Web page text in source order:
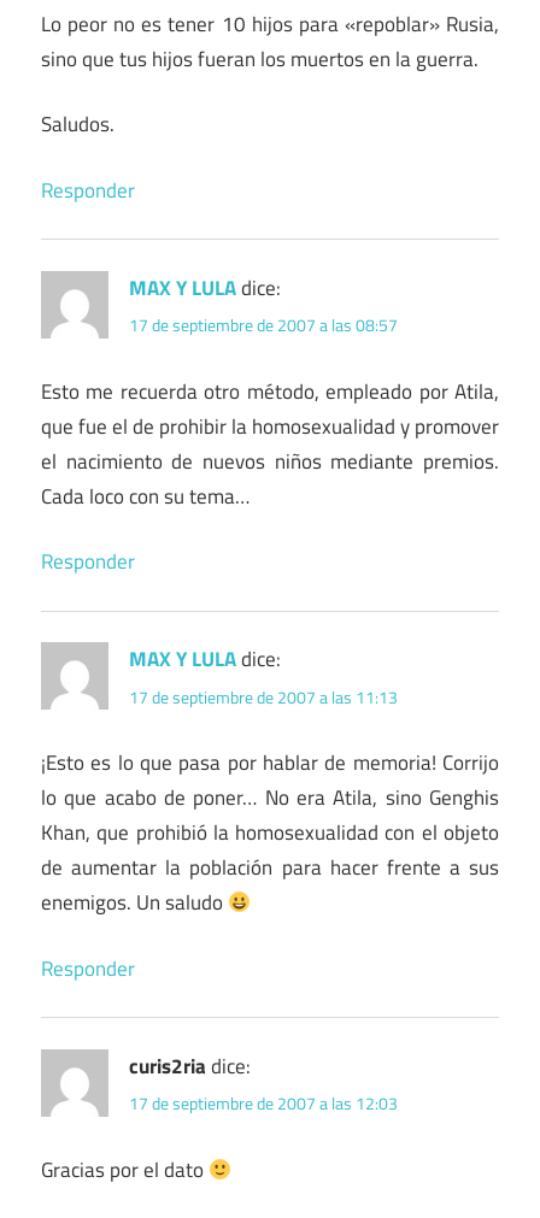
Lo peor no es tener 10 hijos para «repoblar» Rusia,
sino que tus hijos fueran los muertos en la guerra.
Saludos.
Responder
MAX Y LULAdice:
17 de septiembre de 2007 a las 08:57
Esto me recuerda otro método, empleado por Atila,
que fue el de prohibir la homosexualidad y promover
el nacimiento de nuevos niños mediante premios.
Cada loco con su tema…
Responder
MAX Y LULAdice:
17 de septiembre de 2007 a las 11:13
¡Esto es lo que pasa por hablar de memoria! Corrijo
lo que acabo de poner… No era Atila, sino Genghis
Khan, que prohibió la homosexualidad con el objeto
de aumentar la población para hacer frente a sus
enemigos. Un saludo
Responder
curis2riadice:
17 de septiembre de 2007 a las 12:03
Gracias por el dato